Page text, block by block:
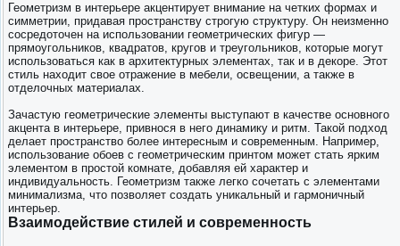
Геометризм в интерьере акцентирует внимание на четких формах и
симметрии, придавая пространству строгую структуру. Он неизменно
сосредоточен на использовании геометрических фигур —
прямоугольников, квадратов, кругов и треугольников, которые могут
использоваться как в архитектурных элементах, так и в декоре. Этот
стиль находит свое отражение в мебели, освещении, а также в
отделочных материалах.
Зачастую геометрические элементы выступают в качестве основного
акцента в интерьере, привнося в него динамику и ритм. Такой подход
делает пространство более интересным и современным. Например,
использование обоев с геометрическим принтом может стать ярким
элементом в простой комнате, добавляя ей характер и
индивидуальность. Геометризм также легко сочетать с элементами
минимализма, что позволяет создать уникальный и гармоничный
интерьер.
Взаимодействие стилей и современность